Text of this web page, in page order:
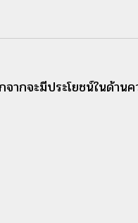
ากจะมีประโยชน์ในด้านค